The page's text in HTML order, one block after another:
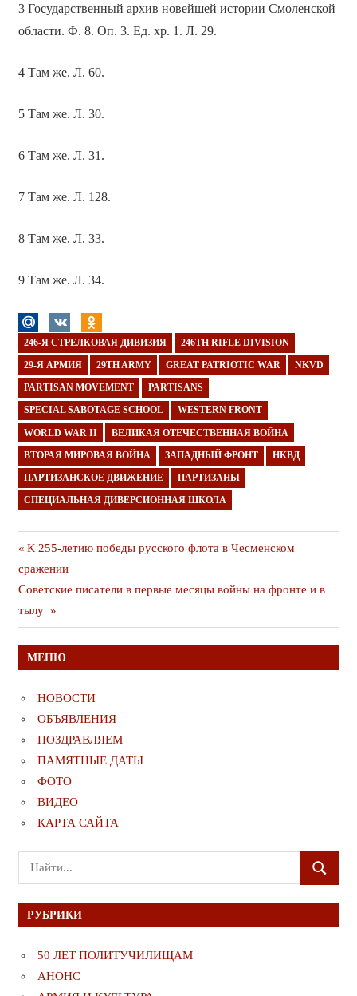
3 Государственный архив новейшей истории Смоленской
области. Ф. 8. Оп. 3. Ед. хр. 1. Л. 29.
4 Там же. Л. 60.
5 Там же. Л. 30.
6 Там же. Л. 31.
7 Там же. Л. 128.
8 Там же. Л. 33.
9 Там же. Л. 34.
246-Я СТРЕЛКОВАЯ ДИВИЗИЯ 246TH RIFLE DIVISION
29-Я АРМИЯ 29TH ARMY GREAT PATRIOTIC WAR NKVD
PARTISAN MOVEMENT PARTISANS
SPECIAL SABOTAGE SCHOOL WESTERN FRONT
WORLD WAR II ВЕЛИКАЯ ОТЕЧЕСТВЕННАЯ ВОЙНА
ВТОРАЯ МИРОВАЯ ВОЙНА ЗАПАДНЫЙ ФРОНТ НКВД
ПАРТИЗАНСКОЕ ДВИЖЕНИЕ ПАРТИЗАНЫ
СПЕЦИАЛЬНАЯ ДИВЕРСИОННАЯ ШКОЛА
Навигация
по
записям
Предыдущая
публикация
К 255-летию победы русского флота в Чесменском
сражении
Следующая
публикация
Советские писатели в первые месяцы войны на фронте и в
тылу
МЕНЮ
НОВОСТИ
ОБЪЯВЛЕНИЯ
ПОЗДРАВЛЯЕМ
ПАМЯТНЫЕ ДАТЫ
ФОТО
ВИДЕО
КАРТА САЙТА
Поиск
для:
ПОИСК
РУБРИКИ
50 ЛЕТ ПОЛИТУЧИЛИЩАМ
АНОНС